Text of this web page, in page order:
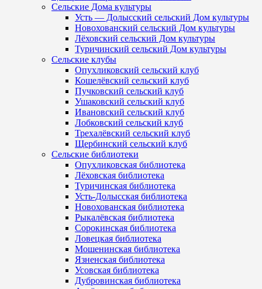
Сельские Дома культуры
Усть — Долысский сельский Дом культуры
Новохованский сельский Дом культуры
Лёховский сельский Дом культуры
Туричинский сельский Дом культуры
Сельские клубы
Опухликовский сельский клуб
Кошелёвский сельский клуб
Пучковский сельский клуб
Ушаковский сельский клуб
Ивановский сельский клуб
Лобковский сельский клуб
Трехалёвский сельский клуб
Щербинский сельский клуб
Сельские библиотеки
Опухликовская библиотека
Лёховская библиотека
Туричинская библиотека
Усть-Долысская библиотека
Новохованская библиотека
Рыкалёвская библиотека
Сорокинская библиотека
Ловецкая библиотека
Мошенинская библиотека
Язненская библиотека
Усовская библиотека
Дубровинская библиотека